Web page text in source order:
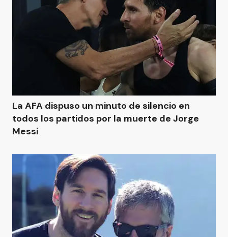
La AFA dispuso un minuto de silencio en
todos los partidos por la muerte de Jorge
Messi